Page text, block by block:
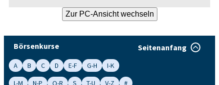
Börsenkurse Seitenanfang
A B C D E-F G-H
I-K
L-M
N-P Q-R S T-U V-Z #